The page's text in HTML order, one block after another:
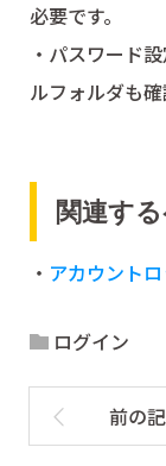
必要です。
・パスワード
ルフォルダも確
関連す
・ アカウント
ログイン